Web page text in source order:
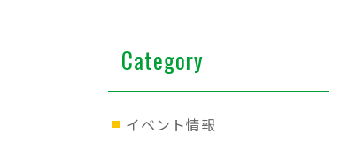
Category
イベント情報